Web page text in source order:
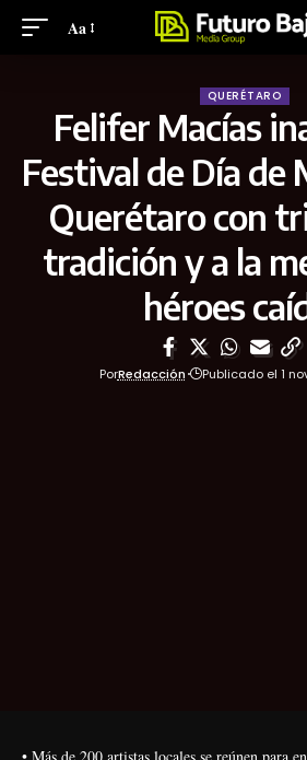
Aa
QUERÉTARO
Felifer Macías
Festival de Día de
Querétaro con
tradición y a la
héroes
PorRedacción Publicado el 1